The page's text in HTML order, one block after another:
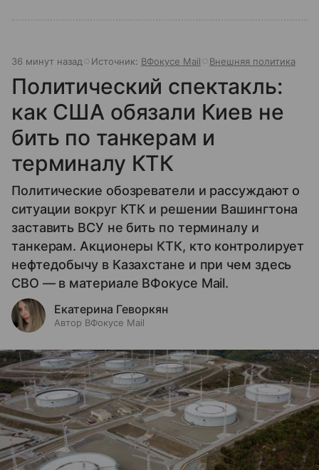
36 минут назад Источник: ВФокусе Mail Внешняя политика
Политический спектакль:
как США обязали Киев не
бить по танкерам и
терминалу КТК
Политические обозреватели и рассуждают о
ситуации вокруг КТК и решении Вашингтона
заставить ВСУ не бить по терминалу и
танкерам. Акционеры КТК, кто контролирует
нефтедобычу в Казахстане и при чем здесь
СВО — в материале ВФокусе Mail.
Екатерина Геворкян
Автор ВФокусе Mail